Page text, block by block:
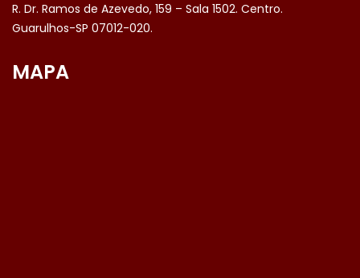
R. Dr. Ramos de Azevedo, 159 – Sala 1502. Centro.
Guarulhos-SP 07012-020.
MAPA